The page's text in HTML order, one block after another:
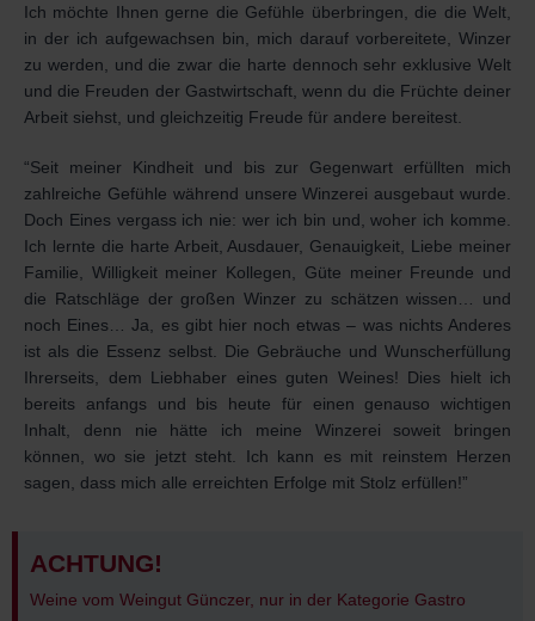
Ich möchte Ihnen gerne die Gefühle überbringen, die die Welt,
in der ich aufgewachsen bin, mich darauf vorbereitete, Winzer
zu werden, und die zwar die harte dennoch sehr exklusive Welt
und die Freuden der Gastwirtschaft, wenn du die Früchte deiner
Arbeit siehst, und gleichzeitig Freude für andere bereitest.
“Seit meiner Kindheit und bis zur Gegenwart erfüllten mich
zahlreiche Gefühle während unsere Winzerei ausgebaut wurde.
Doch Eines vergass ich nie: wer ich bin und, woher ich komme.
Ich lernte die harte Arbeit, Ausdauer, Genauigkeit, Liebe meiner
Familie, Willigkeit meiner Kollegen, Güte meiner Freunde und
die Ratschläge der großen Winzer zu schätzen wissen… und
noch Eines… Ja, es gibt hier noch etwas – was nichts Anderes
ist als die Essenz selbst. Die Gebräuche und Wunscherfüllung
Ihrerseits, dem Liebhaber eines guten Weines! Dies hielt ich
bereits anfangs und bis heute für einen genauso wichtigen
Inhalt, denn nie hätte ich meine Winzerei soweit bringen
können, wo sie jetzt steht. Ich kann es mit reinstem Herzen
sagen, dass mich alle erreichten Erfolge mit Stolz erfüllen!”
ACHTUNG!
Weine vom Weingut Günczer, nur in der Kategorie Gastro